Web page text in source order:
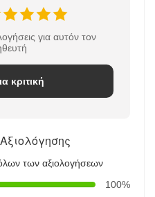
για αυτόν τον
κριτική
των αξιολογήσεων
100%